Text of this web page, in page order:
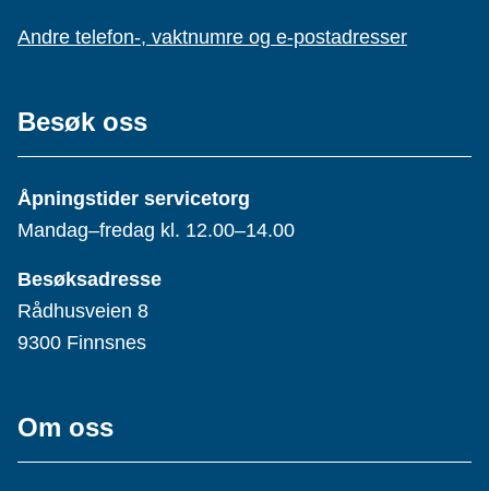
Andre telefon-, vaktnumre og e-postadresser
Besøk oss
Åpningstider servicetorg
Mandag–fredag kl. 12.00–14.00
Besøksadresse
Rådhusveien 8
9300 Finnsnes
Om oss